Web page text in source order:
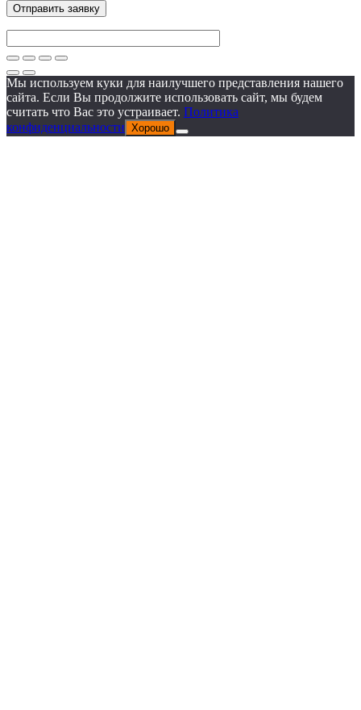
Мы используем куки для наилучшего представления нашего
сайта. Если Вы продолжите использовать сайт, мы будем
считать что Вас это устраивает. Политика
конфиденциальности Хорошо